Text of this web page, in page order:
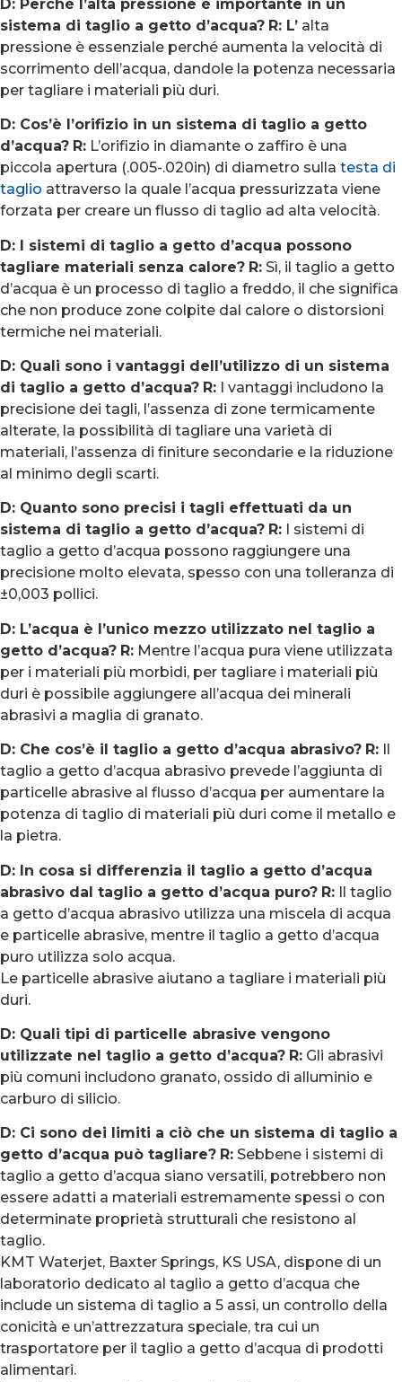
D: Perché l’alta pressione è importante in un
sistema di taglio a getto d’acqua? R: L’ alta
pressione è essenziale perché aumenta la velocità di
scorrimento dell’acqua, dandole la potenza necessaria
per tagliare i materiali più duri.
D: Cos’è l’orifizio in un sistema di taglio a getto
d’acqua? R: L’orifizio in diamante o zaffiro è una
piccola apertura (.005-.020in) di diametro sulla testa di
taglio attraverso la quale l’acqua pressurizzata viene
forzata per creare un flusso di taglio ad alta velocità.
D: I sistemi di taglio a getto d’acqua possono
tagliare materiali senza calore? R: Sì, il taglio a getto
d’acqua è un processo di taglio a freddo, il che significa
che non produce zone colpite dal calore o distorsioni
termiche nei materiali.
D: Quali sono i vantaggi dell’utilizzo di un sistema
di taglio a getto d’acqua? R: I vantaggi includono la
precisione dei tagli, l’assenza di zone termicamente
alterate, la possibilità di tagliare una varietà di
materiali, l’assenza di finiture secondarie e la riduzione
al minimo degli scarti.
D: Quanto sono precisi i tagli effettuati da un
sistema di taglio a getto d’acqua? R: I sistemi di
taglio a getto d’acqua possono raggiungere una
precisione molto elevata, spesso con una tolleranza di
±0,003 pollici.
D: L’acqua è l’unico mezzo utilizzato nel taglio a
getto d’acqua? R: Mentre l’acqua pura viene utilizzata
per i materiali più morbidi, per tagliare i materiali più
duri è possibile aggiungere all’acqua dei minerali
abrasivi a maglia di granato.
D: Che cos’è il taglio a getto d’acqua abrasivo? R:
taglio a getto d’acqua abrasivo prevede l’aggiunta di
particelle abrasive al flusso d’acqua per aumentare la
potenza di taglio di materiali più duri come il metallo e
la pietra.
D: In cosa si differenzia il taglio a getto d’acqua
abrasivo dal taglio a getto d’acqua puro? R: Il taglio
a getto d’acqua abrasivo utilizza una miscela di acqua
e particelle abrasive, mentre il taglio a getto d’acqua
puro utilizza solo acqua.
Le particelle abrasive aiutano a tagliare i materiali più
duri.
D: Quali tipi di particelle abrasive vengono
utilizzate nel taglio a getto d’acqua? R: Gli abrasivi
più comuni includono granato, ossido di alluminio e
carburo di silicio.
D: Ci sono dei limiti a ciò che un sistema di taglio a
getto d’acqua può tagliare? R: Sebbene i sistemi di
taglio a getto d’acqua siano versatili, potrebbero non
essere adatti a materiali estremamente spessi o con
determinate proprietà strutturali che resistono al
taglio.
KMT Waterjet, Baxter Springs, KS USA, dispone di un
laboratorio dedicato al taglio a getto d’acqua che
include un sistema di taglio a 5 assi, un controllo della
conicità e un’attrezzatura speciale, tra cui un
trasportatore per il taglio a getto d’acqua di prodotti
alimentari.